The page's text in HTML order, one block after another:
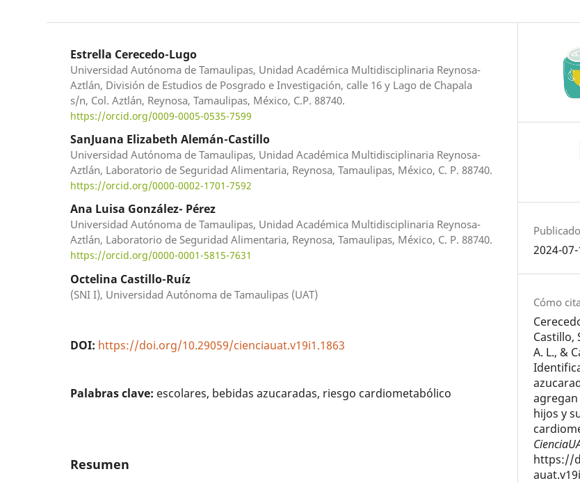
Estrella Cerecedo-Lugo
Universidad Autónoma de Tamaulipas, Unidad Académica Multidisciplinaria Reynosa-
Aztlán, División de Estudios de Posgrado e Investigación, calle 16 y Lago de Chapala
s/n, Col. Aztlán, Reynosa, Tamaulipas, México, C.P. 88740.
https://orcid.org/0009-0005-0535-7599
SanJuana Elizabeth Alemán-Castillo
Universidad Autónoma de Tamaulipas, Unidad Académica Multidisciplinaria Reynosa-
Aztlán, Laboratorio de Seguridad Alimentaria, Reynosa, Tamaulipas, México, C. P. 88740.
https://orcid.org/0000-0002-1701-7592
Ana Luisa González- Pérez
Universidad Autónoma de Tamaulipas, Unidad Académica Multidisciplinaria Reynosa-
Aztlán, Laboratorio de Seguridad Alimentaria, Reynosa, Tamaulipas, México, C. P. 88740.
https://orcid.org/0000-0001-5815-7631
Octelina Castillo-Ruíz
(SNI I), Universidad Autónoma de Tamaulipas (UAT)
DOI: https://doi.org/10.29059/cienciauat.v19i1.1863
Palabras clave: escolares, bebidas azucaradas, riesgo cardiometabólico
Resumen
Publicado
2024-
Cómo
Castillo,
A. L., &
hijos y
https://